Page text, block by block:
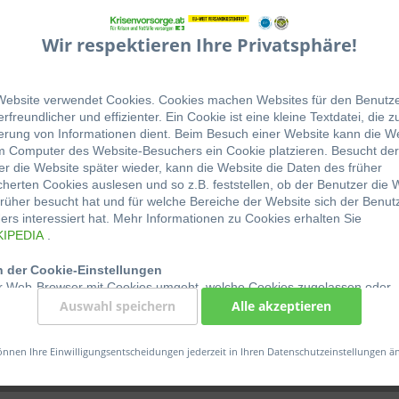
Wir respektieren Ihre Privatsphäre!
verwendet Cookies. Cookies machen Websites für den
und effizienter. Ein Cookie ist eine kleine Textdatei, die
von Informationen dient. Beim Besuch einer Website kann die
Computer des Website-Besuchers ein Cookie platzieren. Besucht der
die Website später wieder, kann die Website die Daten des früher
Cookies auslesen und so z.B. feststellen, ob der Benutzer die
besucht hat und für welche Bereiche der Website sich der
interessiert hat. Mehr Informationen zu Cookies erhalten Sie
der Cookie-Einstellungen
Web-Browser mit Cookies umgeht, welche Cookies zugelassen oder
werden, kann der Benutzer in den Einstellungen des Web-Browsers
Wo genau sich diese Einstellungen befinden, hängt vom jeweiligen
aufgerufen werden. Wenn die Nutzung von Cookies
Auswahl speichern Alle akzeptieren
Ihre Einwilligungsentscheidungen jederzeit in Ihren Datenschutzeinstellungen
Artikel-Nr.:
Gewicht:
| 50 Tabletten"
| 50 Stk. für 50 Liter